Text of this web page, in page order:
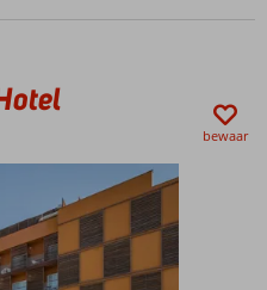
bewaar